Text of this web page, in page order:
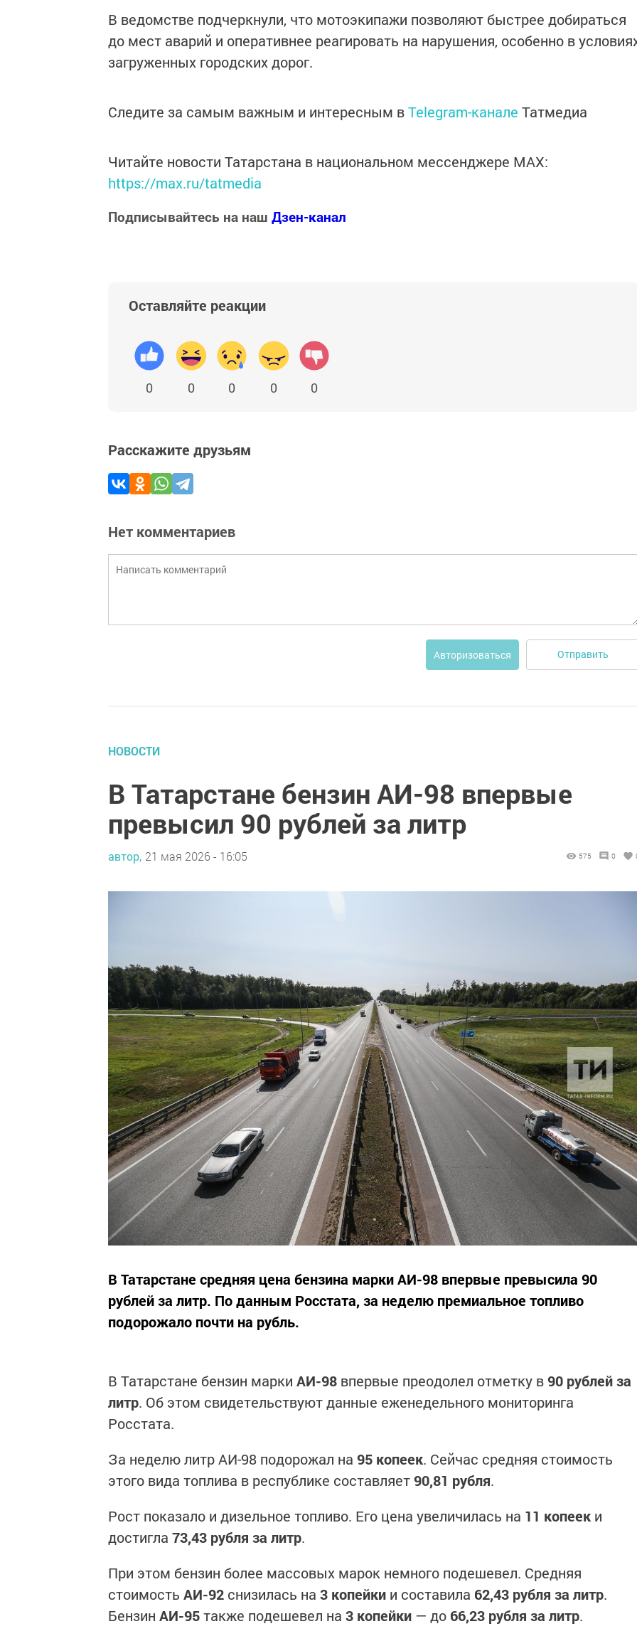
В ведомстве подчеркнули, что мотоэкипажи позволяют быстрее добираться
до мест аварий и оперативнее реагировать на нарушения, особенно в
загруженных городских дорог.
Следите за самым важным и интересным вTelegram-канале Татмедиа
Читайте новости Татарстана в национальном мессенджере MАХ:
https://max.ru/tatmedia
Подписывайтесь на наш Дзен-канал
Оставляйте реакции
0 0 0 0 0
Расскажите друзьям
Нет комментариев
Авторизоваться Отправить
НОВОСТИ
В Татарстане бензин АИ-98 впервые
превысил 90 рублей за литр
автор, 21 мая 2026 - 16:05 575 0
В Татарстане средняя цена бензина марки АИ-98 впервые превысила 90
рублей за литр. По данным Росстата, за неделю премиальное топливо
подорожало почти на рубль.
В Татарстане бензин марки АИ-98 впервые преодолел отметку в90 рублей за
литр. Об этом свидетельствуют данные еженедельного мониторинга
Росстата.
За неделю литр АИ-98 подорожал на 95 копеек. Сейчас средняя стоимость
этого вида топлива в республике составляет90,81 рубля.
Рост показало и дизельное топливо. Его цена увеличилась на 11 копеек и
достигла 73,43 рубля за литр.
При этом бензин более массовых марок немного подешевел. Средняя
стоимость АИ-92 снизилась на 3 копейки и составила 62,43 рубля за литр.
Бензин АИ-95также подешевел на 3 копейки — до 66,23 рубля за литр.